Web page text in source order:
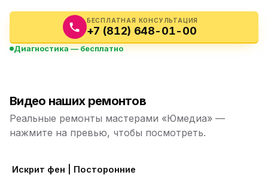
БЕСПЛАТНАЯ КОНСУЛЬТАЦИЯ
+7 (812) 648-01-00
Диагностика — бесплатно
Видео наших ремонтов
Реальные ремонты мастерами «Юмедиа» —
нажмите на превью, чтобы посмотреть.
Искрит фен | Посторонние